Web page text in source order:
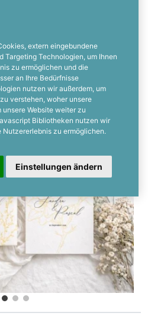
extern eingebundene
Targeting Technologien, um Ihnen
zu ermöglichen und die
an Ihre Bedürfnisse
nutzen wir außerdem, um
verstehen, woher unsere
unsere Website weiter zu
Bibliotheken nutzen wir
Nutzererlebnis zu ermöglichen.
Einstellungen ändern
in